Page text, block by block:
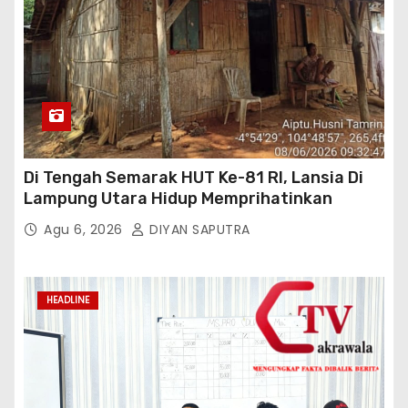
Di Tengah Semarak HUT Ke-81 RI, Lansia Di
Lampung Utara Hidup Memprihatinkan
Agu 6, 2026 DIYAN SAPUTRA
HEADLINE